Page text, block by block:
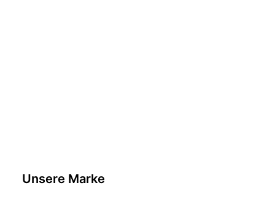
Unsere Marke